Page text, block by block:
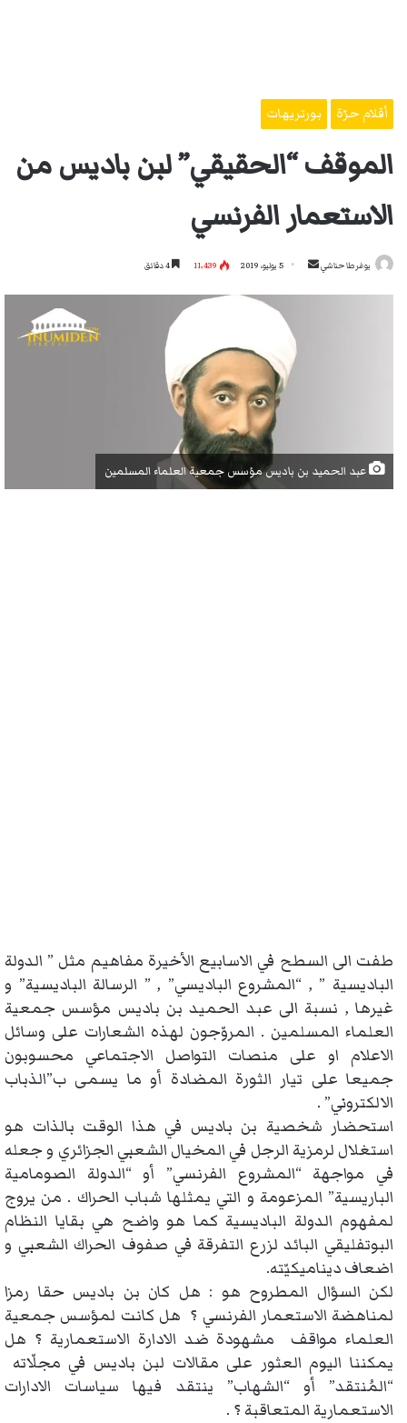
أقلام حرّة بورتريهات
الموقف “الحقيقي” لبن باديس من
الاستعمار الفرنسي
يوغرطا حناشي
أرسل
5 يوليو، 2019 11٬439
عبد الحميد بن باديس مؤسس جمعية العلماء المسلمين
طفت الى السطح في الاسابيع الأخيرة مفاهيم مثل ” الدولة
الباديسية ” , “المشروع الباديسي” , ” الرسالة الباديسية” و
غيرها , نسبة الى عبد الحميد بن باديس مؤسس جمعية
العلماء المسلمين . المروّجون لهذه الشعارات على وسائل
الاعلام او على منصات التواصل الاجتماعي محسوبون
جميعا على تيار الثورة المضادة أو ما يسمى ب”الذباب
الالكتروني” .
استحضار شخصية بن باديس في هذا الوقت بالذات هو
استغلال لرمزية الرجل في المخيال الشعبي الجزائري و جعله
في مواجهة “المشروع الفرنسي” أو “الدولة الصومامية
الباريسية” المزعومة و التي يمثلها شباب الحراك . من يروج
لمفهوم الدولة الباديسية كما هو واضح هي بقايا النظام
البوتفليقي البائد لزرع التفرقة في صفوف الحراك الشعبي و
اضعاف ديناميكيّته.
لكن السؤال المطروح هو : هل كان بن باديس حقا رمزا
لمناهضة الاستعمار الفرنسي ؟ هل كانت لمؤسس جمعية
العلماء مواقف مشهودة ضد الادارة الاستعمارية ؟ هل
يمكننا اليوم العثور على مقالات لبن باديس في مجلّاته
“المُنتقد” أو “الشهاب” ينتقد فيها سياسات الادارات
الاستعمارية المتعاقبة ؟ .